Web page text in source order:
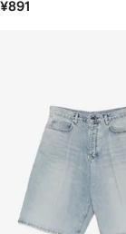
¥891